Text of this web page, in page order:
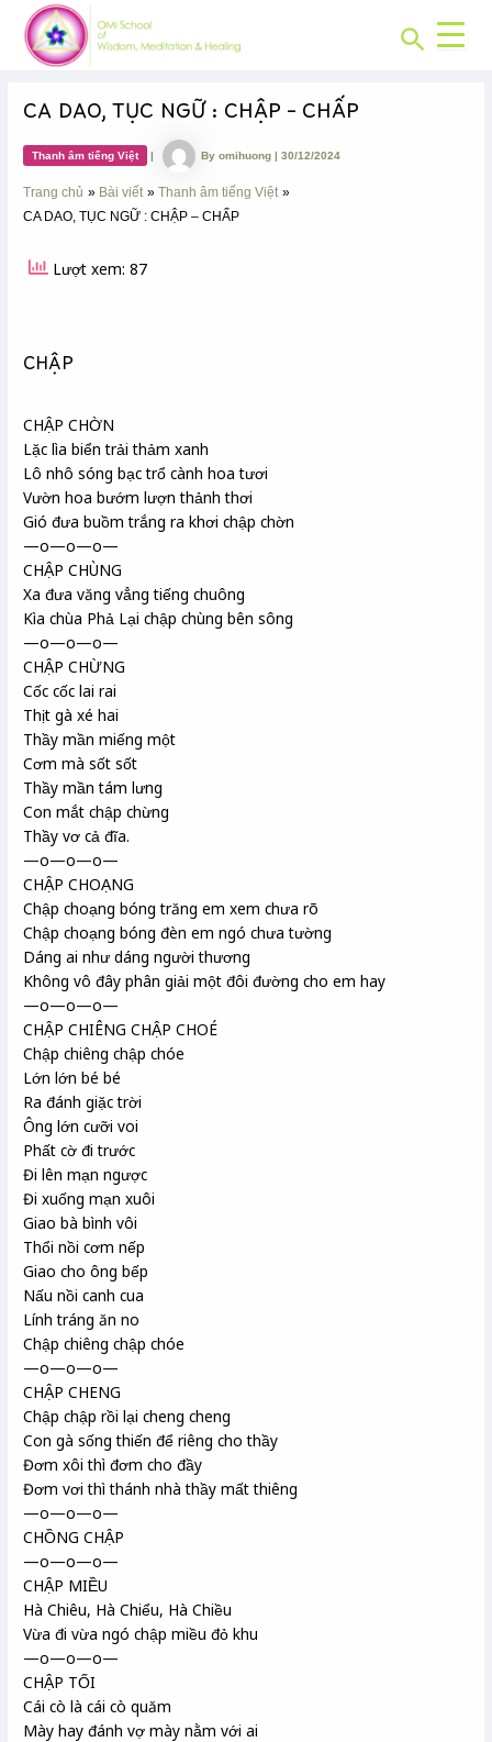
content
Search
CA DAO, TỤC NGỮ : CHẬP – CHẤP
Thanh âm tiếng Việt | Byomihuong|30/12/2024
Trang chủ Bài viết
Thanh âm tiếng Việt
CA DAO, TỤC NGỮ : CHẬP – CHẤP
Lượt xem: 87
CHẬP
CHẬP CHỜN
Lặc lìa biển trải thảm xanh
Lô nhô sóng bạc trổ cành hoa tươi
Vườn hoa bướm lượn thảnh thơi
Gió đưa buồm trắng ra khơi chập chờn
—o—o—o—
CHẬP CHÙNG
Xa đưa văng vẳng tiếng chuông
Kìa chùa Phả Lại chập chùng bên sông
—o—o—o—
CHẬP CHỪNG
Cốc cốc lai rai
Thịt gà xé hai
Thầy mần miếng một
Cơm mà sốt sốt
Thầy mần tám lưng
Con mắt chập chừng
Thầy vơ cả đĩa.
—o—o—o—
CHẬP CHOẠNG
Chập choạng bóng trăng em xem chưa rõ
Chập choạng bóng đèn em ngó chưa tường
Dáng ai như dáng người thương
Không vô đây phân giải một đôi đường cho em hay
—o—o—o—
CHẬP CHIÊNG CHẬP CHOÉ
Chập chiêng chập chóe
Lớn lớn bé bé
Ra đánh giặc trời
Ông lớn cưỡi voi
Phất cờ đi trước
Đi lên mạn ngược
Đi xuống mạn xuôi
Giao bà bình vôi
Thổi nồi cơm nếp
Giao cho ông bếp
Nấu nồi canh cua
Lính tráng ăn no
Chập chiêng chập chóe
—o—o—o—
CHẬP CHENG
Chập chập rồi lại cheng cheng
Con gà sống thiến để riêng cho thầy
Đơm xôi thì đơm cho đầy
Đơm vơi thì thánh nhà thầy mất thiêng
—o—o—o—
CHỒNG CHẬP
—o—o—o—
CHẬP MIỀU
Hà Chiêu, Hà Chiểu, Hà Chiều
Vừa đi vừa ngó chập miều đỏ khu
—o—o—o—
CHẬP TỐI
Cái cò là cái cò quăm
Mày hay đánh vợ mày nằm với ai
Post
navigation
CHUYÊN
MỤC: